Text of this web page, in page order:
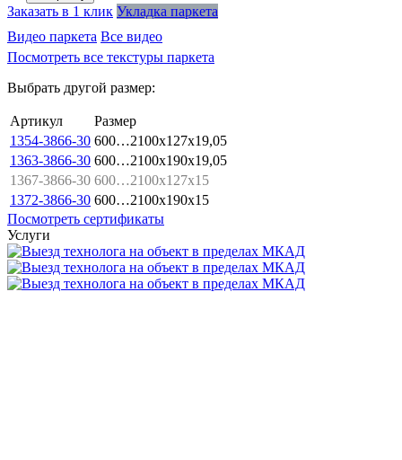
Заказать в 1 клик Укладка паркета
Видео паркета Все видео
Посмотреть все текстуры паркета
Выбрать другой размер:
Артикул
Размер
1354-3866-30 600…2100x127x19,05
1363-3866-30 600…2100x190x19,05
1367-3866-30 600…2100x127x15
1372-3866-30 600…2100x190x15
Посмотреть сертификаты
Услуги